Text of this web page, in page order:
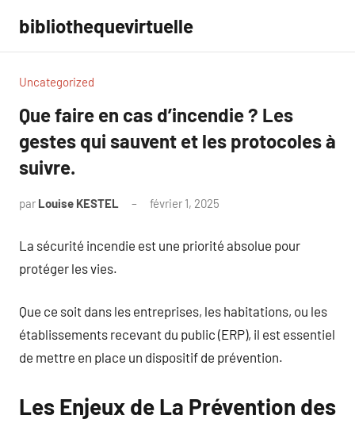
contenu
bibliothequevirtuelle
Uncategorized
Que faire en cas d’incendie ? Les
gestes qui sauvent et les protocoles à
suivre.
par Louise KESTEL février 1, 2025
La sécurité incendie est une priorité absolue pour
protéger les vies.
Que ce soit dans les entreprises, les habitations, ou les
établissements recevant du public (ERP), il est essentiel
de mettre en place un dispositif de prévention.
Les Enjeux de La Prévention des